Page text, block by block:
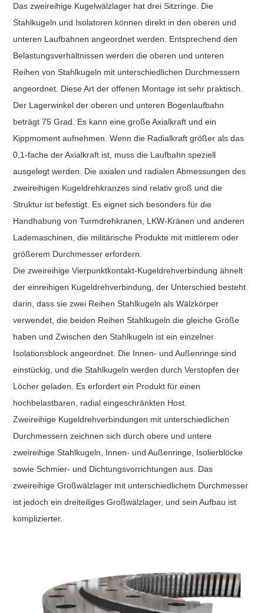
Das zweireihige Kugelwälzlager hat drei Sitzringe. Die
Stahlkugeln und Isolatoren können direkt in den oberen und
unteren Laufbahnen angeordnet werden. Entsprechend den
Belastungsverhältnissen werden die oberen und unteren
Reihen von Stahlkugeln mit unterschiedlichen Durchmessern
angeordnet. Diese Art der offenen Montage ist sehr praktisch.
Der Lagerwinkel der oberen und unteren Bogenlaufbahn
beträgt 75 Grad. Es kann eine große Axialkraft und ein
Kippmoment aufnehmen. Wenn die Radialkraft größer als das
0,1-fache der Axialkraft ist, muss die Laufbahn speziell
ausgelegt werden. Die axialen und radialen Abmessungen des
zweireihigen Kugeldrehkranzes sind relativ groß und die
Struktur ist befestigt. Es eignet sich besonders für die
Handhabung von Turmdrehkranen, LKW-Kränen und anderen
Lademaschinen, die militärische Produkte mit mittlerem oder
größerem Durchmesser erfordern.
Die zweireihige Vierpunktkontakt-Kugeldrehverbindung ähnelt
der einreihigen Kugeldrehverbindung, der Unterschied besteht
darin, dass sie zwei Reihen Stahlkugeln als Wälzkörper
verwendet, die beiden Reihen Stahlkugeln die gleiche Größe
haben und Zwischen den Stahlkugeln ist ein einzelner
Isolationsblock angeordnet. Die Innen- und Außenringe sind
einstückig, und die Stahlkugeln werden durch Verstopfen der
Löcher geladen. Es erfordert ein Produkt für einen
hochbelastbaren, radial eingeschränkten Host.
Zweireihige Kugeldrehverbindungen mit unterschiedlichen
Durchmessern zeichnen sich durch obere und untere
zweireihige Stahlkugeln, Innen- und Außenringe, Isolierblöcke
sowie Schmier- und Dichtungsvorrichtungen aus. Das
zweireihige Großwälzlager mit unterschiedlichem Durchmesser
ist jedoch ein dreiteiliges Großwälzlager, und sein Aufbau ist
komplizierter.